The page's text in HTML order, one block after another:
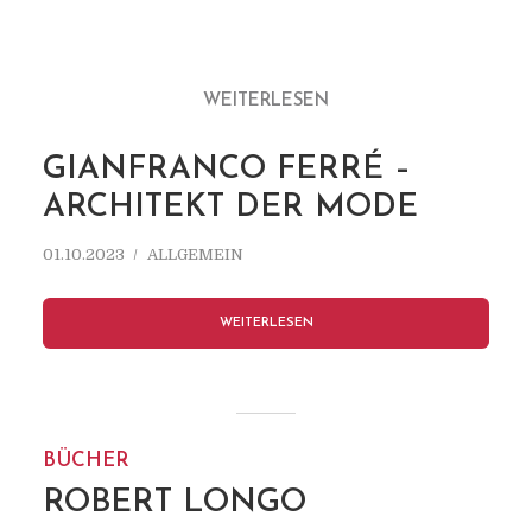
WEITERLESEN
GIANFRANCO FERRÉ –
ARCHITEKT DER MODE
01.10.2023 ALLGEMEIN
WEITERLESEN
BÜCHER
ROBERT LONGO